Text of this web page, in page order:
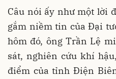
Câu nói ấy như một lời
gắm niềm tin của Đại
hôm đó, ông Trần Lệ
sát, nghiên cứu khí
điểm của tỉnh Điện